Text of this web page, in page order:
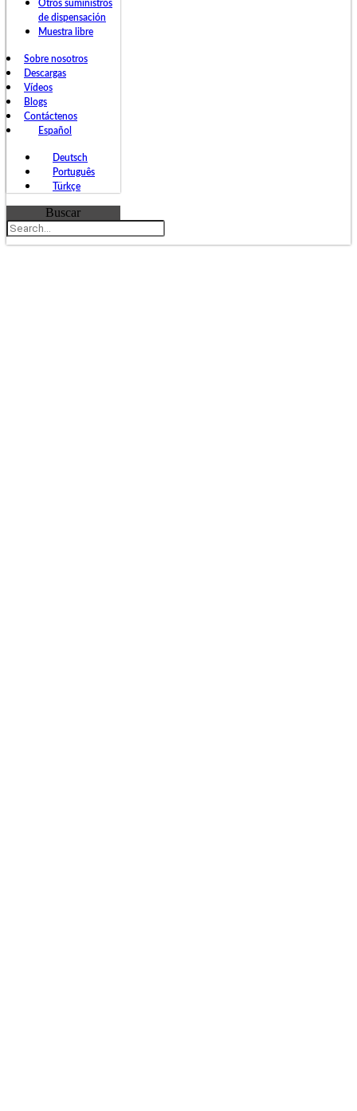
Otros suministros
de dispensación
Muestra libre
Sobre nosotros
Descargas
Vídeos
Blogs
Contáctenos
Español
Deutsch
Português
Türkçe
Buscar